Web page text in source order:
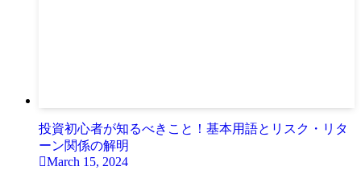
投資初心者が知るべきこと！基本用語とリスク・リタ
ーン関係の解明
March 15, 2024